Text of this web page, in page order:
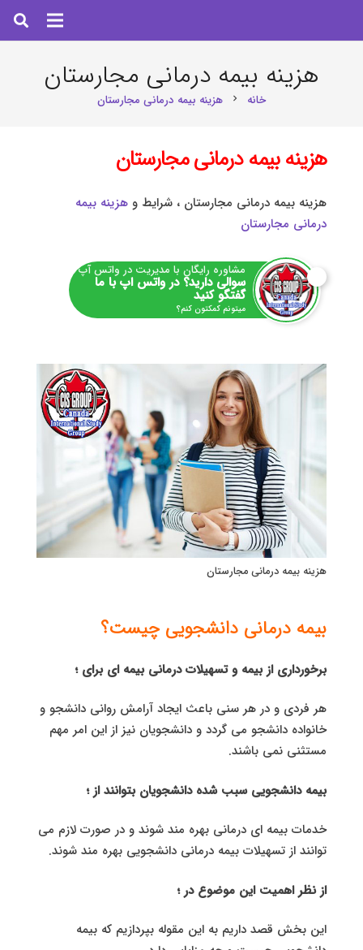
هزینه بیمه درمانی مجارستان
خانه chevron_right هزینه بیمه درمانی مجارستان
هزینه بیمه درمانی مجارستان
هزینه بیمه درمانی مجارستان ، شرایط و هزینه بیمه
درمانی مجارستان
مشاوره رایگان با مدیریت در واتس آپ
سوالی دارید؟ در واتس اپ با ما
گفتگو کنید
میتونم کمکتون کنم؟
هزینه بیمه درمانی مجارستان
بیمه درمانی دانشجویی چیست؟
برخورداری از بیمه و تسهیلات درمانی بیمه ای برای ؛
هر فردی و در هر سنی باعث ایجاد آرامش روانی دانشجو و
خانواده دانشجو می گردد و دانشجویان نیز از این امر مهم
مستثنی نمی باشند.
بیمه دانشجویی سبب شده دانشجویان بتوانند از ؛
خدمات بیمه ای درمانی بهره مند شوند و در صورت لازم می
توانند از تسهیلات بیمه درمانی دانشجویی بهره مند شوند.
از نظر اهمیت این موضوع در ؛
این بخش قصد داریم به این مقوله بپردازیم که بیمه